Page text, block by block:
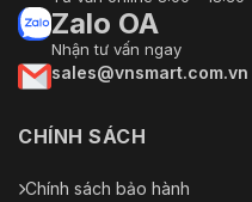
Zalo OA
Nhận tư vấn ngay
sales@vnsmart.com.vn
CHÍNH SÁCH
Chính sách bảo hành